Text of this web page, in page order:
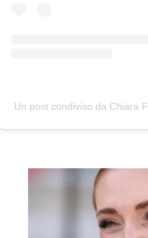
Un post condiviso da Chiara